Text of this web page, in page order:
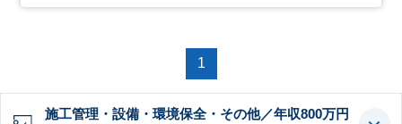
1
施工管理・設備・環境保全・その他／年収800万円